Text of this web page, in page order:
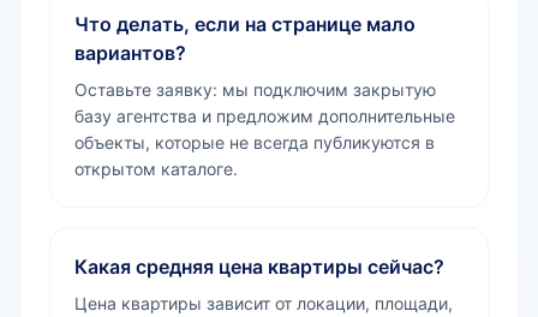
Что делать, если на странице мало
вариантов?
Оставьте заявку: мы подключим закрытую
базу агентства и предложим дополнительные
объекты, которые не всегда публикуются в
открытом каталоге.
Какая средняя цена квартиры сейчас?
Цена квартиры зависит от локации, площади,